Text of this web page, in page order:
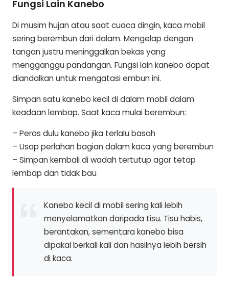
Fungsi Lain Kanebo
Di musim hujan atau saat cuaca dingin, kaca mobil
sering berembun dari dalam. Mengelap dengan
tangan justru meninggalkan bekas yang
mengganggu pandangan. Fungsi lain kanebo dapat
diandalkan untuk mengatasi embun ini.
Simpan satu kanebo kecil di dalam mobil dalam
keadaan lembap. Saat kaca mulai berembun:
– Peras dulu kanebo jika terlalu basah
– Usap perlahan bagian dalam kaca yang berembun
– Simpan kembali di wadah tertutup agar tetap
lembap dan tidak bau
Kanebo kecil di mobil sering kali lebih
menyelamatkan daripada tisu. Tisu habis,
berantakan, sementara kanebo bisa
dipakai berkali kali dan hasilnya lebih bersih
di kaca.